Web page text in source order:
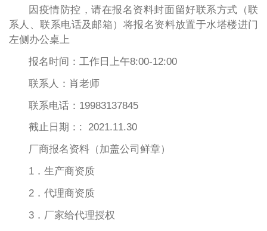
因疫情防控，请在报名资料封面留好联系方式（联
系人、联系电话及邮箱）将报名资料放置于水塔楼进门
左侧办公桌上
报名时间：工作日上午8:00-12:00
联系人：肖老师
联系电话：19983137845
截止日期：: 2021.11.30
厂商报名资料（加盖公司鲜章）
1．生产商资质
2．代理商资质
3．厂家给代理授权